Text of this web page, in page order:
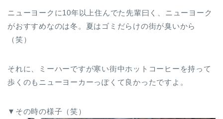
ニューヨークに10年以上住んでた先輩曰く、ニューヨーク
がおすすめなのは冬。夏はゴミだらけの街が臭いから
（笑）
それに、ミーハーですが寒い街中ホットコーヒーを持って
歩くのもニューヨーカーっぽくて良かったですよ。
▼その時の様子（笑）